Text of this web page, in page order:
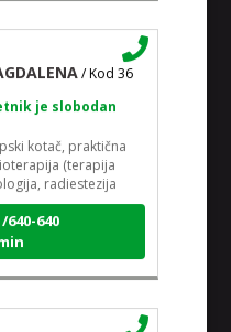
/ Kod 36
je slobodan
kotač, praktična
(terapija
radiestezija
640